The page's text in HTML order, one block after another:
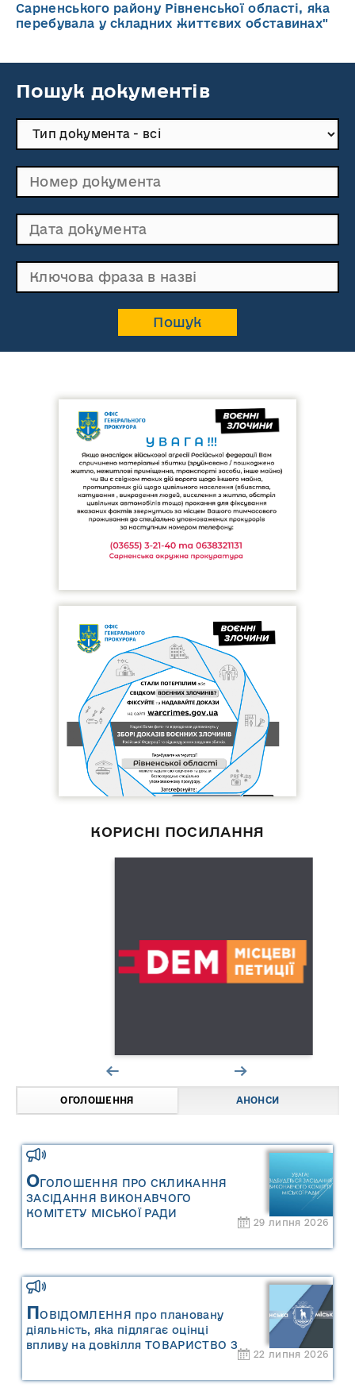
Сарненського району Рівненської області, яка
перебувала у складних життєвих обставинах"
Пошук документів
КОРИСНІ ПОСИЛАННЯ
ОГОЛОШЕННЯ АНОНСИ
ОГОЛОШЕННЯ ПРО СКЛИКАННЯ
ЗАСІДАННЯ ВИКОНАВЧОГО
КОМІТЕТУ МІСЬКОЇ РАДИ
29 липня 2026
ПОВІДОМЛЕННЯ про плановану
діяльність, яка підлягає оцінці
впливу на довкілля ТОВАРИСТВО З
22 липня 2026